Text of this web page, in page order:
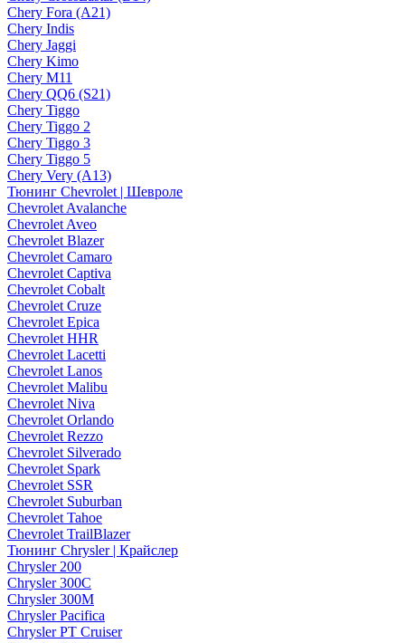
Chery Fora (A21)
Chery Indis
Chery Jaggi
Chery Kimo
Chery M11
Chery QQ6 (S21)
Chery Tiggo
Chery Tiggo 2
Chery Tiggo 3
Chery Tiggo 5
Chery Very (A13)
Тюнинг Chevrolet | Шевроле
Chevrolet Avalanche
Chevrolet Aveo
Chevrolet Blazer
Chevrolet Camaro
Chevrolet Captiva
Chevrolet Cobalt
Chevrolet Cruze
Chevrolet Epica
Chevrolet HHR
Chevrolet Lacetti
Chevrolet Lanos
Chevrolet Malibu
Chevrolet Niva
Chevrolet Orlando
Chevrolet Rezzo
Chevrolet Silverado
Chevrolet Spark
Chevrolet SSR
Chevrolet Suburban
Chevrolet Tahoe
Chevrolet TrailBlazer
Тюнинг Chrysler | Крайслер
Chrysler 200
Chrysler 300C
Chrysler 300M
Chrysler Pacifica
Chrysler PT Cruiser